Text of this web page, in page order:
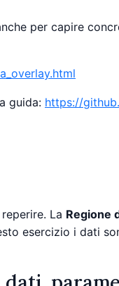
per capire
guida: https://
La Regione
esercizio i dati